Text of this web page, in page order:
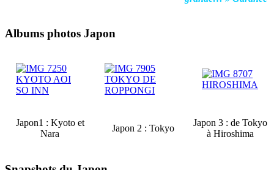
Albums photos Japon
Japon1 : Kyoto et
Nara
Japon 2 : Tokyo
Japon 3 : de Tokyo
à Hiroshima